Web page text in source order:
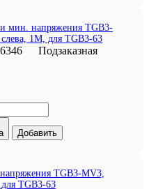
и мин. напряжения TGB3-
1M, для TGB3-63
Подзаказная
Добавить
TGB3-MV3,
TGB3-63